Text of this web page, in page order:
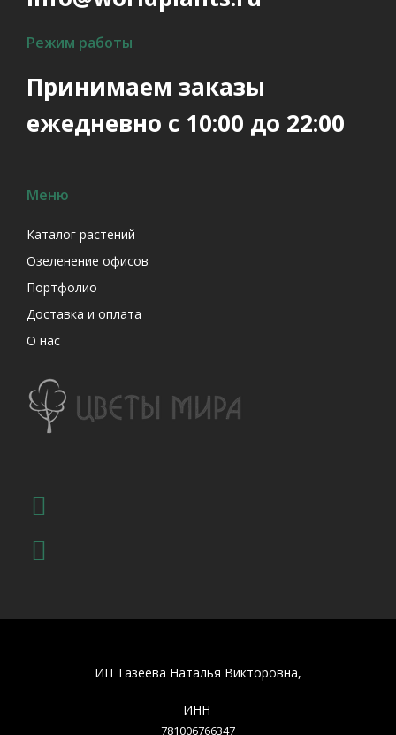
Режим работы
Принимаем заказы
ежедневно с 10:00 до 22:00
Меню
Каталог растений
Озеленение офисов
Портфолио
Доставка и оплата
О нас
ИП Тазеева Наталья Викторовна,
ИНН
781006766347